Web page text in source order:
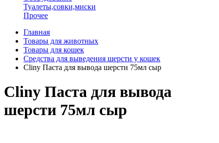
Туалеты,совки,миски
Прочее
Главная
Товары для животных
Товары для кошек
Средства для выведения шерсти у кошек
Cliny Паста для вывода шерсти 75мл сыр
Cliny Паста для вывода
шерсти 75мл сыр